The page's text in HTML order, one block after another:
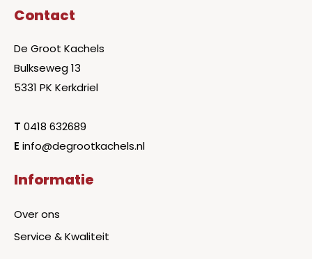
Contact
De Groot Kachels
Bulkseweg 13
5331 PK Kerkdriel
T 0418 632689
E info@degrootkachels.nl
Informatie
Over ons
Service & Kwaliteit